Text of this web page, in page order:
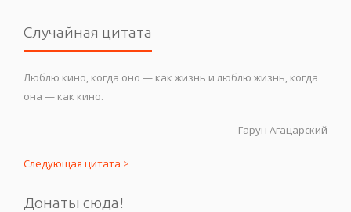
Случайная цитата
Люблю кино, когда оно — как жизнь и люблю жизнь, когда
она — как кино.
— Гарун Агацарский
Следующая цитата >
Донаты сюда!